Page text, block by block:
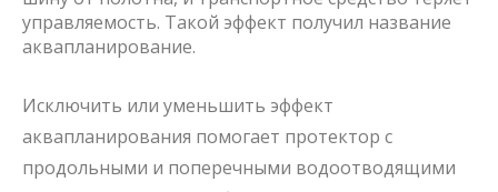
управляемость. Такой эффект получил название
аквапланирование.
Исключить или уменьшить эффект
аквапланирования помогает протектор с
продольными и поперечными водоотводящими